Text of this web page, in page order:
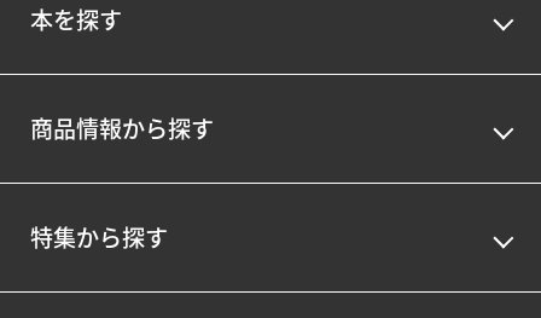
本を探す
商品情報から探す
特集から探す